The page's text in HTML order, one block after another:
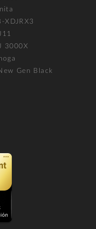
XDJRX3
3000X
Gen Black